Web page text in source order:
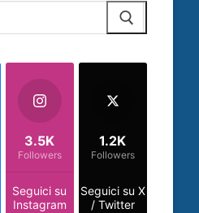
Seguici su
Instagram
3.5K
Followers
Seguici su X
/ Twitter
1.2K
Followers